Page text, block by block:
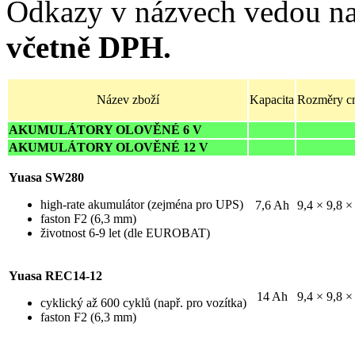
Odkazy v názvech vedou
včetně DPH.
Název zboží Kapacita Rozměry
AKUMULÁTORY OLOVĚNÉ 6 V
AKUMULÁTORY OLOVĚNÉ 12 V
Yuasa SW280
high-rate akumulátor (zejména pro UPS)
faston F2 (6,3 mm)
životnost 6-9 let (dle EUROBAT)
7,6 Ah 9,4 × 9,8 ×
Yuasa REC14-12
cyklický až 600 cyklů (např. pro vozítka)
faston F2 (6,3 mm)
14 Ah 9,4 × 9,8 ×